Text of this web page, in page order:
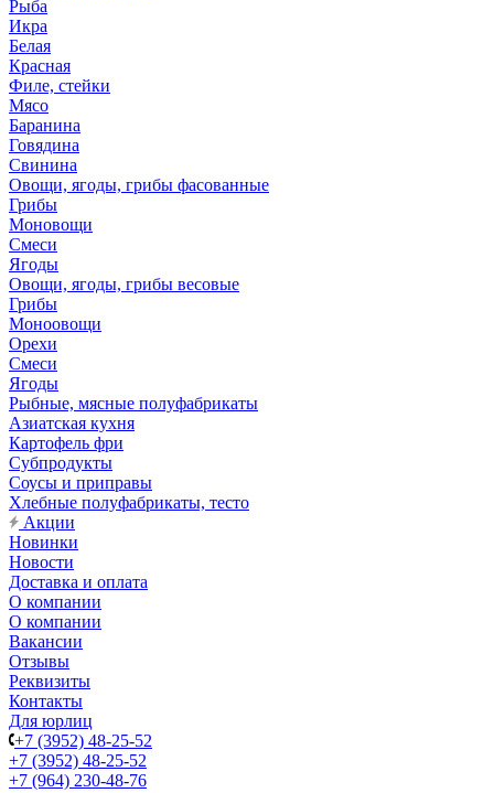
Рыба
Икра
Белая
Красная
Филе, стейки
Мясо
Баранина
Говядина
Свинина
Овощи, ягоды, грибы фасованные
Грибы
Моновощи
Смеси
Ягоды
Овощи, ягоды, грибы весовые
Грибы
Моноовощи
Орехи
Смеси
Ягоды
Рыбные, мясные полуфабрикаты
Азиатская кухня
Картофель фри
Субпродукты
Соусы и приправы
Хлебные полуфабрикаты, тесто
Акции
Новинки
Новости
Доставка и оплата
О компании
О компании
Вакансии
Отзывы
Реквизиты
Контакты
Для юрлиц
+7 (3952) 48-25-52
+7 (3952) 48-25-52
+7 (964) 230-48-76